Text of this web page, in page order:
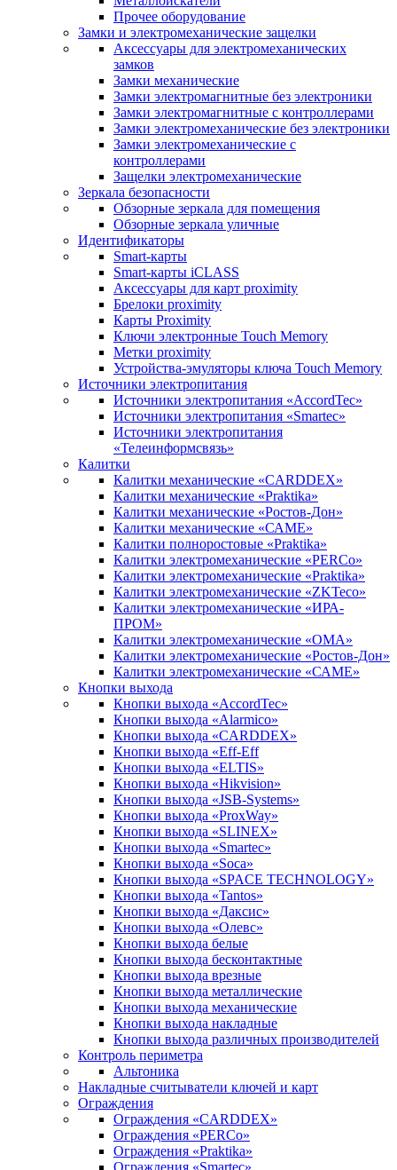
Прочее оборудование
Замки и электромеханические защелки
Аксессуары для электромеханических
замков
Замки механические
Замки электромагнитные без электроники
Замки электромагнитные с контроллерами
Замки электромеханические без электроники
Замки электромеханические с
контроллерами
Защелки электромеханические
Зеркала безопасности
Обзорные зеркала для помещения
Обзорные зеркала уличные
Идентификаторы
Smart-карты
Smart-карты iCLASS
Аксессуары для карт proximitу
Брелоки proximity
Карты Proximity
Ключи электронные Touch Memory
Метки proximity
Устройства-эмуляторы ключа Touch Memory
Источники электропитания
Источники электропитания «AccordTec»
Источники электропитания «Smartec»
Источники электропитания
«Телеинформсвязь»
Калитки
Калитки механические «CARDDEX»
Калитки механические «Praktika»
Калитки механические «Ростов-Дон»
Калитки механические «САМЕ»
Калитки полноростовые «Praktika»
Калитки электромеханические «PERCo»
Калитки электромеханические «Praktika»
Калитки электромеханические «ZKTeco»
Калитки электромеханические «ИРА-
ПРОМ»
Калитки электромеханические «ОМА»
Калитки электромеханические «Ростов-Дон»
Калитки электромеханические «САМЕ»
Кнопки выхода
Кнопки выхода «AccordTec»
Кнопки выхода «Alarmico»
Кнопки выхода «CARDDEX»
Кнопки выхода «Eff-Eff
Кнопки выхода «ELTIS»
Кнопки выхода «Hikvision»
Кнопки выхода «JSB-Systems»
Кнопки выхода «ProxWay»
Кнопки выхода «SLINEX»
Кнопки выхода «Smartec»
Кнопки выхода «Soca»
Кнопки выхода «SPACE TECHNOLOGY»
Кнопки выхода «Tantos»
Кнопки выхода «Даксис»
Кнопки выхода «Олевс»
Кнопки выхода белые
Кнопки выхода бесконтактные
Кнопки выхода врезные
Кнопки выхода металлические
Кнопки выхода механические
Кнопки выхода накладные
Кнопки выхода различных производителей
Контроль периметра
Альтоника
Накладные считыватели ключей и карт
Ограждения
Ограждения «CARDDEX»
Ограждения «PERCo»
Ограждения «Praktika»
Ограждения «Smartec»